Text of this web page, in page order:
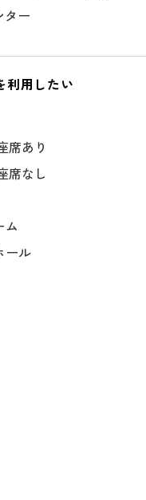
ター
利用したい
席あり
席なし
ム
ール